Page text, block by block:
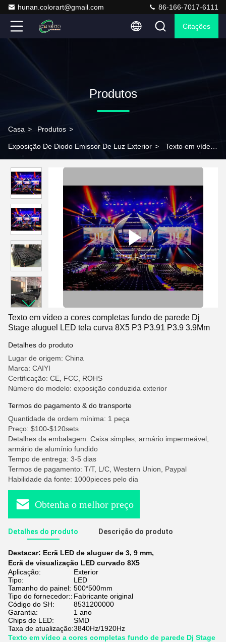
hunan.colorart@gmail.com 86-166-7017-6111
Citações
Produtos
Casa > Produtos >
Exposição De Diodo Emissor De Luz Exterior > Texto em vídeo
curva 8X5 P3 P3.91 P3.9 3.9Mm
Texto em vídeo a cores completas fundo de parede Dj
Stage aluguel LED tela curva 8X5 P3 P3.91 P3.9 3.9Mm
Detalhes do produto
Lugar de origem: China
Marca: CAIYI
Certificação: CE, FCC, ROHS
Número do modelo: exposição conduzida exterior
Termos do pagamento & do transporte
Quantidade de ordem mínima: 1 peça
Preço: $100-$120sets
Detalhes da embalagem: Caixa simples, armário impermeável,
armário de alumínio fundido
Tempo de entrega: 3-5 dias
Termos de pagamento: T/T, L/C, Western Union, Paypal
Habilidade da fonte: 1000pieces pelo dia
Obtenha o melhor preço
Detalhes do produto Descrição do produto
Destacar: Ecrã LED de aluguer de 3, 9 mm,
Ecrã de visualização LED curvado 8X5
Aplicação:
Exterior
Tipo:
LED
Tamanho do painel: 500*500mm
Tipo do fornecedor:: Fabricante original
Código do SH:
8531200000
Garantia:
1 ano
Chips de LED:
SMD
Taxa de atualização:3840Hz/1920Hz
Texto em vídeo a cores completas fundo de parede Dj Stage